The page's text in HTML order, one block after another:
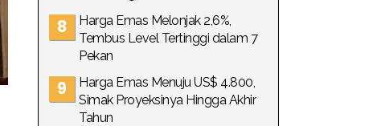
Harga Emas Melonjak 2,6%,
Tembus Level Tertinggi dalam 7
Pekan
Harga Emas Menuju US$ 4.800,
Simak Proyeksinya Hingga Akhir
Tahun